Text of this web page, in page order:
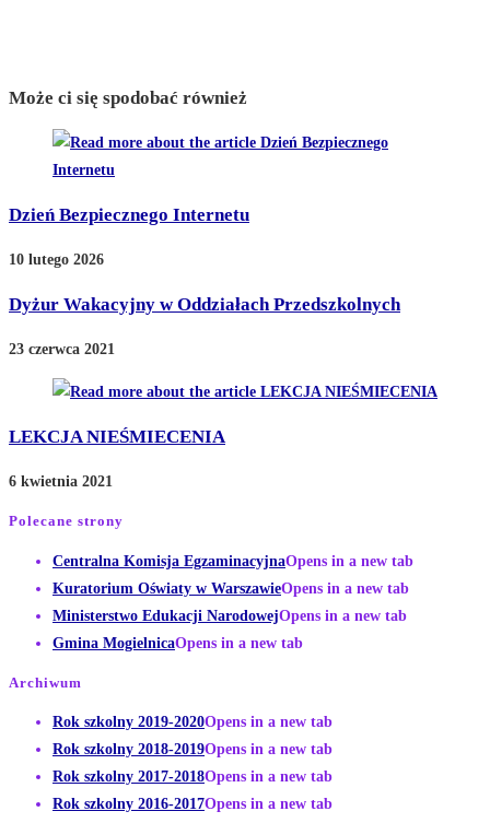
Może ci się spodobać również
Dzień Bezpiecznego Internetu
10 lutego 2026
Dyżur Wakacyjny w Oddziałach Przedszkolnych
23 czerwca 2021
LEKCJA NIEŚMIECENIA
6 kwietnia 2021
Polecane strony
Centralna Komisja EgzaminacyjnaOpens in a new tab
Kuratorium Oświaty w WarszawieOpens in a new tab
Ministerstwo Edukacji NarodowejOpens in a new tab
Gmina MogielnicaOpens in a new tab
Archiwum
Rok szkolny 2019-2020Opens in a new tab
Rok szkolny 2018-2019Opens in a new tab
Rok szkolny 2017-2018Opens in a new tab
Rok szkolny 2016-2017Opens in a new tab